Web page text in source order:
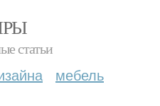
статьи
мебель